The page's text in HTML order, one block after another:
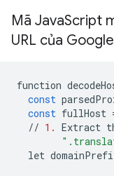
Mã JavaScript
URL của
function
const
const fullHost
// 1. Extract
let